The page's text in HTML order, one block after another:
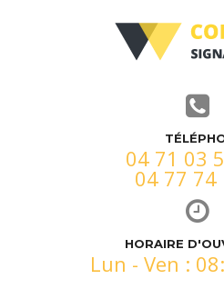
04 71 03
04 77 74
HORAIRE
Lun - Ven :